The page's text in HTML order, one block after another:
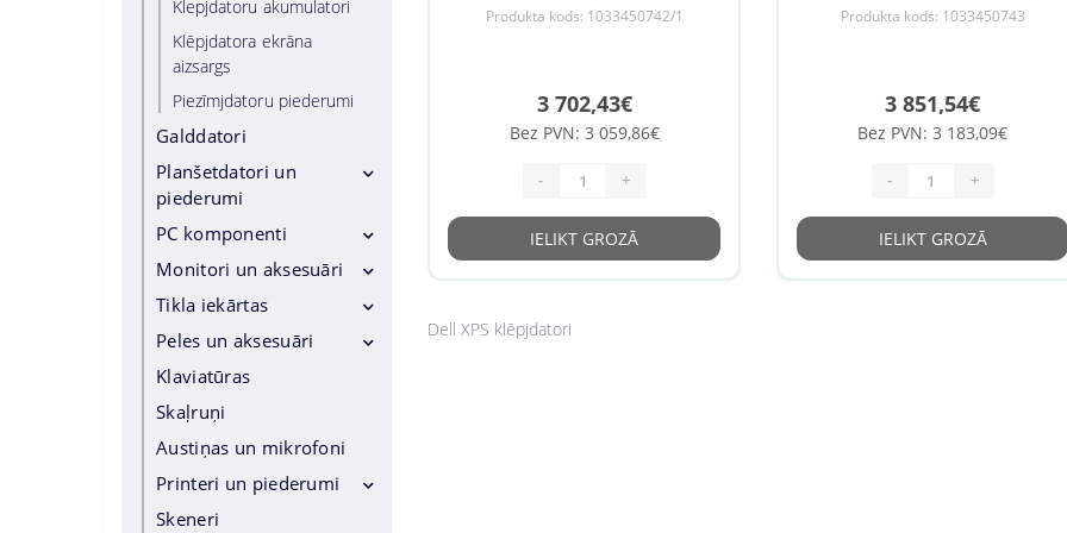
Viedtālruņu lādētāji
Viedtālruņu turētāji
Pašbildes Sticks
Hands free
Ekrāna aizsargs
Power bankas
Klepjdatoru akumulatori
Klēpjdatora ekrāna
aizsargs
Piezīmjdatoru piederumi
Galddatori
Planšetdatori un
piederumi
Planšetdatori
Somas un maciņi tabletēm
Planšetdatoru piederumi
Planšetdatori zīmēšanai
PC komponenti
Procesors
Dzesēšana
Pamatplates
Operatīvā Atmiņa
Videokartes
Cietais disks SSD
Cietais drive SATA
Korpusi
Monitori un aksesuāri
Monitori
Digitālās zīmes
Izkārtņu piederumi
Montāžas risinājumi
Tikla iekārtas
Maršrutētāji
Адаптеры и модули
Slēdži
Piekļuves punkti
Elektrolīnijas
Antenas
Peles un aksesuāri
Peles
Peļu paliktņi
Klaviatūras
Skaļruņi
Austiņas un mikrofoni
Printeri un piederumi
Printeri
Skeneri
Arc Graphics , Windows 11 Pro ,
Produkta kods: 1033450742/1
3 702,43€
Bez PVN: 3 059,86€
- +
IELIKT GROZĀ
1000 GB , Intel Arc Graphics ,
Produkta kods: 1033450743
3 851,54€
Bez PVN: 3 183,09€
- +
IELIKT GROZĀ
Dell XPS klēpjdatori